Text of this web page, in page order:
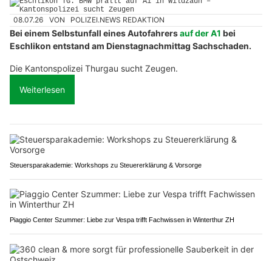
08.07.26 VON POLIZEI.NEWS REDAKTION
Bei einem Selbstunfall eines Autofahrersauf der A1 bei
Eschlikon entstand am Dienstagnachmittag Sachschaden.
Die Kantonspolizei Thurgau sucht Zeugen.
Weiterlesen
Steuersparakademie: Workshops zu Steuererklärung & Vorsorge
Piaggio Center Szummer: Liebe zur Vespa trifft Fachwissen in Winterthur ZH